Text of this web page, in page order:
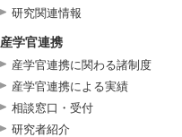
研究関連情報
産学官連携
産学官連携に関わる諸制度
産学官連携による実績
相談窓口・受付
研究者紹介